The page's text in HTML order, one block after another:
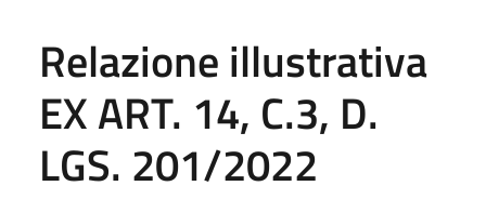
Relazione illustrativa
EX ART. 14, C.3, D.
LGS. 201/2022